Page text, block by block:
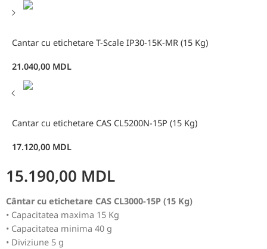
Cantar cu etichetare T-Scale IP30-15K-MR (15 Kg)
21.040,00 MDL
Cantar cu etichetare CAS CL5200N-15P (15 Kg)
17.120,00 MDL
15.190,00 MDL
Cântar cu etichetare CAS CL3000-15P (15 Kg)
• Capacitatea maxima 15 Kg
• Capacitatea minima 40 g
• Diviziune 5 g